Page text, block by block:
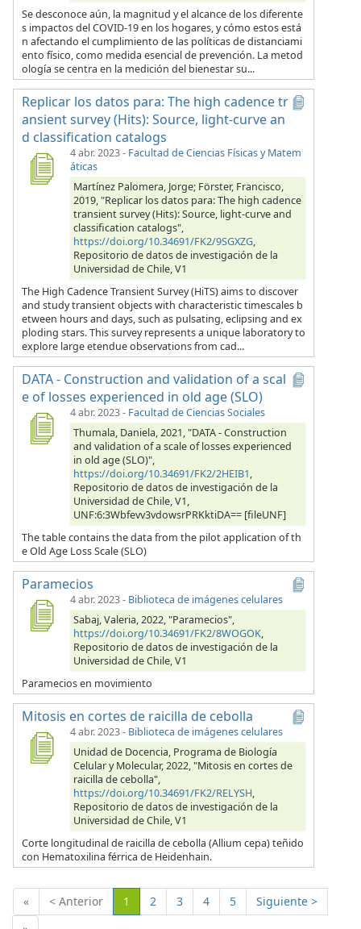
Se desconoce aún, la magnitud y el alcance de los diferente
s impactos del COVID-19 en los hogares, y cómo estos está
n afectando el cumplimiento de las políticas de distanciami
ento físico, como medida esencial de prevención. La metod
ología se centra en la medición del bienestar su...
Replicar los datos para: The high cadence tr
ansient survey (Hits): Source, light-curve an
d classification catalogs
4 abr. 2023- Facultad de Ciencias Físicas y Matem
áticas
Martínez Palomera, Jorge; Förster, Francisco,
2019, "Replicar los datos para: The high cadence
transient survey (Hits): Source, light-curve and
classification catalogs",
https://doi.org/10.34691/FK2/9SGXZG,
Repositorio de datos de investigación de la
Universidad de Chile, V1
The High Cadence Transient Survey (HiTS) aims to discover
and study transient objects with characteristic timescales b
etween hours and days, such as pulsating, eclipsing and ex
ploding stars. This survey represents a unique laboratory to
explore large etendue observations from cad...
DATA - Construction and validation of a scal
e of losses experienced in old age (SLO)
4 abr. 2023- Facultad de Ciencias Sociales
Thumala, Daniela, 2021, "DATA - Construction
and validation of a scale of losses experienced
in old age (SLO)",
https://doi.org/10.34691/FK2/2HEIB1,
Repositorio de datos de investigación de la
Universidad de Chile, V1,
UNF:6:3Wbfevv3vdowsrPRKktiDA== [fileUNF]
The table contains the data from the pilot application of th
e Old Age Loss Scale (SLO)
Paramecios
4 abr. 2023- Biblioteca de imágenes celulares
Sabaj, Valeria, 2022, "Paramecios",
https://doi.org/10.34691/FK2/8WOGOK,
Repositorio de datos de investigación de la
Universidad de Chile, V1
Paramecios en movimiento
Mitosis en cortes de raicilla de cebolla
4 abr. 2023- Biblioteca de imágenes celulares
Unidad de Docencia, Programa de Biología
Celular y Molecular, 2022, "Mitosis en cortes de
raicilla de cebolla",
https://doi.org/10.34691/FK2/RELYSH,
Repositorio de datos de investigación de la
Universidad de Chile, V1
Corte longitudinal de raicilla de cebolla (Allium cepa) teñido
con Hematoxilina férrica de Heidenhain.
« < Anterior 1 (Actual)
2 3 4 5
Siguiente >